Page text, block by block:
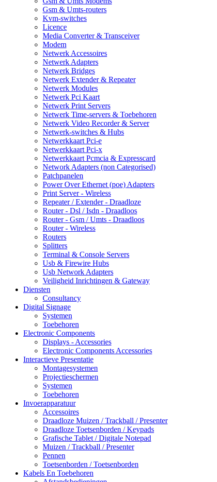
Gsm & Umts-routers
Kvm-switches
Licence
Media Converter & Transceiver
Modem
Netwerk Accessoires
Netwerk Adapters
Netwerk Bridges
Netwerk Extender & Repeater
Netwerk Modules
Netwerk Pci Kaart
Netwerk Print Servers
Netwerk Time-servers & Toebehoren
Netwerk Video Recorder & Server
Netwerk-switches & Hubs
Netwerkkaart Pci-e
Netwerkkaart Pci-x
Netwerkkaart Pcmcia & Expresscard
Network Adapters (non Categorised)
Patchpanelen
Power Over Ethernet (poe) Adapters
Print Server - Wireless
Repeater / Extender - Draadloze
Router - Dsl / Isdn - Draadloos
Router - Gsm / Umts - Draadloos
Router - Wireless
Routers
Splitters
Terminal & Console Servers
Usb & Firewire Hubs
Usb Network Adapters
Veiligheid Inrichtingen & Gateway
Diensten
Consultancy
Digital Signage
Systemen
Toebehoren
Electronic Components
Displays - Accessories
Electronic Components Accessories
Interactieve Presentatie
Montagesystemen
Projectieschermen
Systemen
Toebehoren
Invoerapparatuur
Accessoires
Draadloze Muizen / Trackball / Presenter
Draadloze Toetsenborden / Keypads
Grafische Tablet / Digitale Notepad
Muizen / Trackball / Presenter
Pennen
Toetsenborden / Toetsenborden
Kabels En Toebehoren